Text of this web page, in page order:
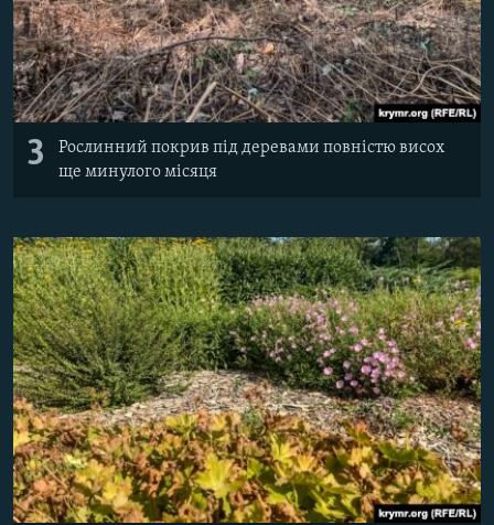
3
Рослинний покрив під деревами повністю висох
ще минулого місяця